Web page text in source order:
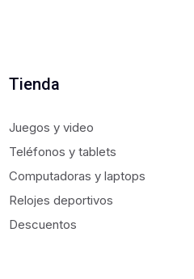
Tienda
Juegos y video
Teléfonos y tablets
Computadoras y laptops
Relojes deportivos
Descuentos